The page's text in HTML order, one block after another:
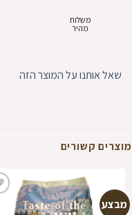
משלוח
מהיר
שאל אותנו על המוצר הזה
מוצרים קשורים
מבצע